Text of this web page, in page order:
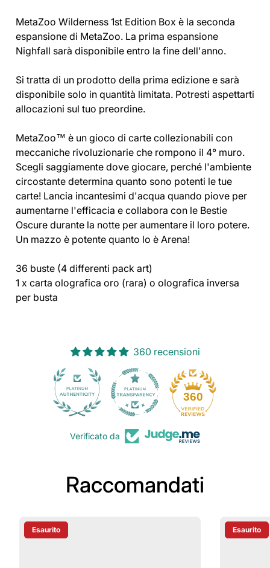
MetaZoo Wilderness 1st Edition Box è la seconda
espansione di MetaZoo. La prima espansione
Nighfall sarà disponibile entro la fine dell'anno.
Si tratta di un prodotto della prima edizione e sarà
disponibile solo in quantità limitata. Potresti aspettarti
allocazioni sul tuo preordine.
MetaZoo™ è un gioco di carte collezionabili con
meccaniche rivoluzionarie che rompono il 4° muro.
Scegli saggiamente dove giocare, perché l'ambiente
circostante determina quanto sono potenti le tue
carte! Lancia incantesimi d'acqua quando piove per
aumentarne l'efficacia e collabora con le Bestie
Oscure durante la notte per aumentare il loro potere.
Un mazzo è potente quanto lo è Arena!
36 buste (4 differenti pack art)
1 x carta olografica oro (rara) o olografica inversa
per busta
360 recensioni
360
Verificato da
Raccomandati
Etichetta Del Prodotto:
Esaurito Etichetta
Esaurito